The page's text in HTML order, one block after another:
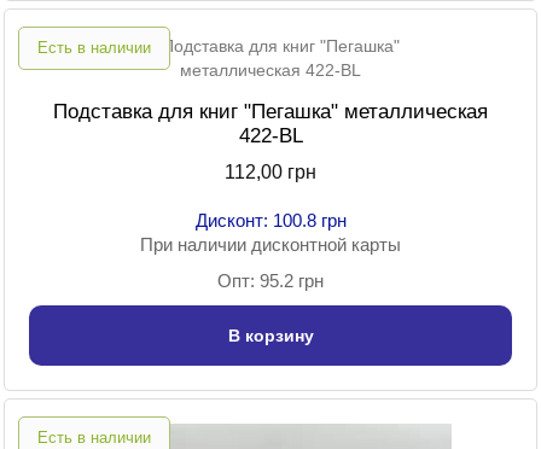
Есть в наличии
Подставка для книг "Пегашка" металлическая
422-BL
112,00 грн
Дисконт: 100.8 грн
При наличии дисконтной карты
Опт: 95.2 грн
В корзину
Есть в наличии